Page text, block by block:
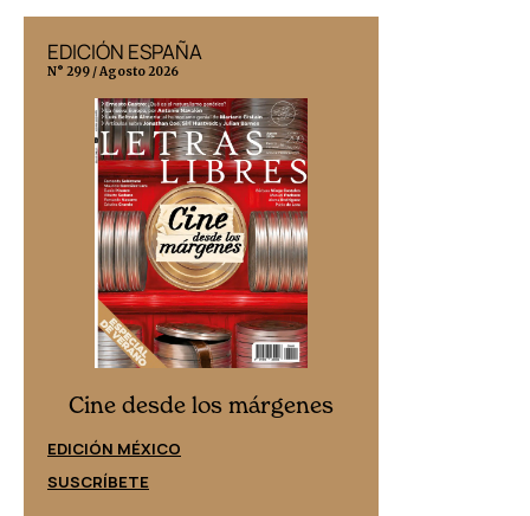
EDICIÓN ESPAÑA
N° 299 / Agosto 2026
Cine desde los márgenes
EDICIÓN MÉXICO
SUSCRÍBETE